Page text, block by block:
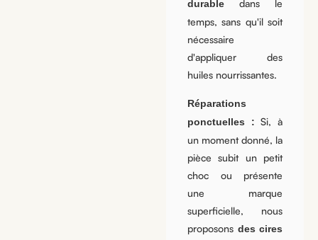
durable dans le
temps, sans qu'il soit
nécessaire
d'appliquer des
huiles nourrissantes.
Réparations
ponctuelles : Si, à
un moment donné, la
pièce subit un petit
choc ou présente
une marque
superficielle, nous
proposons des cires